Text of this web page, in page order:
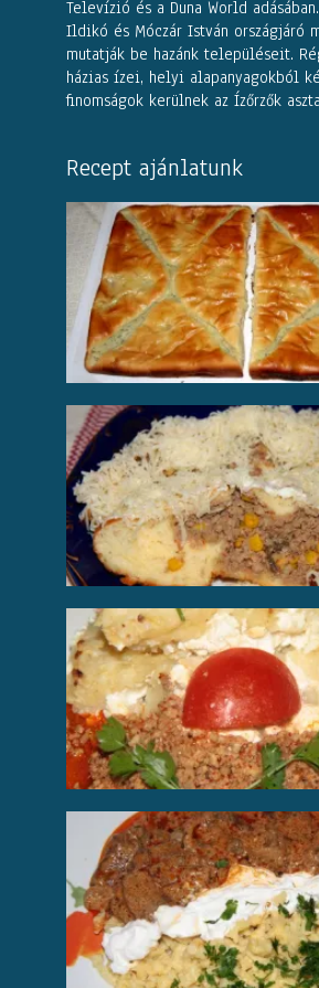
Televízió és a Duna World
Ildikó és Móczár István országjáró
mutatják be hazánk településeit.
házias ízei, helyi alapanyagokból
finomságok kerülnek az Ízőrzők
Recept ajánlatunk